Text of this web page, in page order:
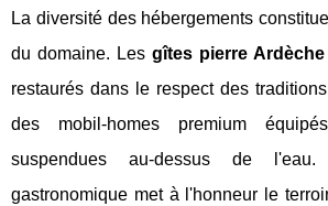
La diversité des hébergements
du domaine. Lesgîtes pierre
restaurés dans le respect des
des mobil-homes premium
suspendues au-dessus de
gastronomique met à l'honneur le